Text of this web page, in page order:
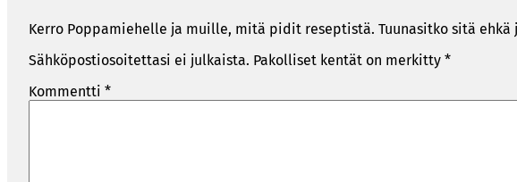
Kerro Poppamiehelle ja muille, mitä pidit reseptistä. Tuunasitko sitä ehkä
Sähköpostiosoitettasi ei julkaista. Pakolliset kentät on merkitty *
Kommentti *